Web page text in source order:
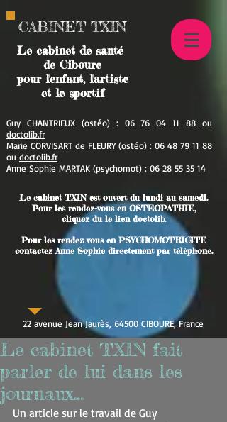
CABINET TXIN
Le cabinet de santé
de Ciboure
pour l'enfant, l'artiste
et le sportif
Guy CHANTRIEUX (ostéo) : 06 76 04 11 88 ou
doctolib.fr
Marie CORVISART de FLEURY (ostéo) : 06 48 79 11 88
ou doctolib.fr
Anne Sophie MARTAK (psychomot) : 06 28 55 35 14
Le cabinet TXIN est ouvert du lundi au samedi.
Pour les rendez-vous en OSTEOPATHIE,
cliquez du le lien doctolib.
Pour les rendez-vous en PSYCHOMOTRICITE
contactez Anne Sophie directement par téléphone.
22 avenue Jean Jaurès, 64500 CIBOURE, France
Le cabinet TXIN fait
parler de lui dans les
journaux...
Un article sur le travail de Guy